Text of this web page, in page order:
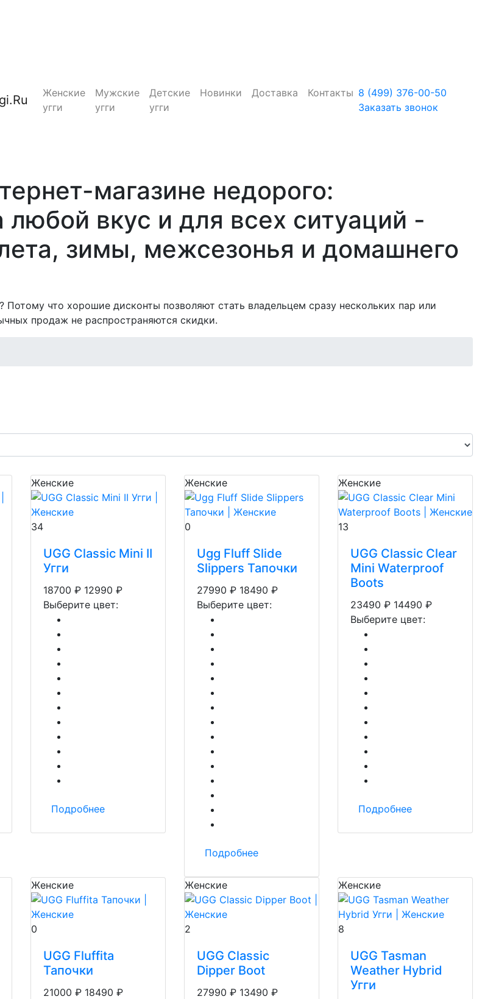
Женские
угги
Мужские
угги
Детские
угги
Новинки Доставка Контакты 8 (499) 376-00-50
Заказать звонок
магазине недорого:
вкус и для всех ситуаций -
зимы, межсезонья и домашнего
Потому что хорошие дисконты позволяют стать владельцем сразу нескольких пар или
продаж не распространяются скидки.
Женские
34
UGG Classic Mini II
Угги
18700 ₽ 12990 ₽
Выберите цвет:
Подробнее
Женские
0
Ugg Fluff Slide
Slippers Тапочки
27990 ₽ 18490 ₽
Выберите цвет:
Подробнее
Женские
13
UGG Classic Clear
Mini Waterproof
Boots
23490 ₽ 14490 ₽
Выберите цвет:
Подробнее
Женские
0
UGG Fluffita
Тапочки
21000 ₽ 18490 ₽
Женские
2
UGG Classic
Dipper Boot
27990 ₽ 13490 ₽
Женские
8
UGG Tasman
Weather Hybrid
Угги